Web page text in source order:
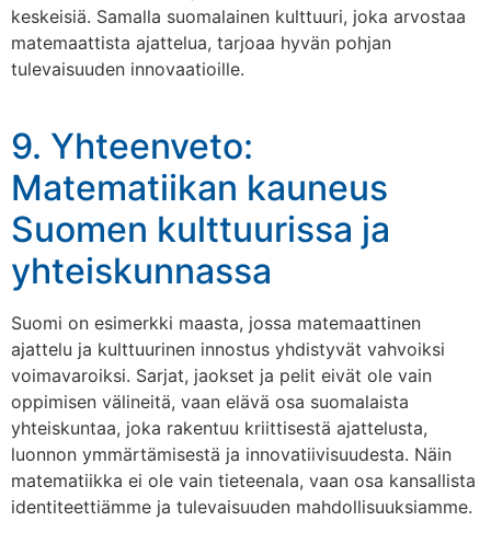
keskeisiä. Samalla suomalainen kulttuuri, joka arvostaa
matemaattista ajattelua, tarjoaa hyvän pohjan
tulevaisuuden innovaatioille.
9. Yhteenveto:
Matematiikan kauneus
Suomen kulttuurissa ja
yhteiskunnassa
Suomi on esimerkki maasta, jossa matemaattinen
ajattelu ja kulttuurinen innostus yhdistyvät vahvoiksi
voimavaroiksi. Sarjat, jaokset ja pelit eivät ole vain
oppimisen välineitä, vaan elävä osa suomalaista
yhteiskuntaa, joka rakentuu kriittisestä ajattelusta,
luonnon ymmärtämisestä ja innovatiivisuudesta. Näin
matematiikka ei ole vain tieteenala, vaan osa kansallista
identiteettiämme ja tulevaisuuden mahdollisuuksiamme.